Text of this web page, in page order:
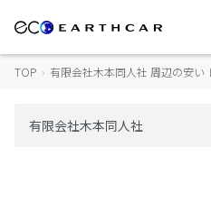
TOP › 有限会社木本同人社 周辺の安い